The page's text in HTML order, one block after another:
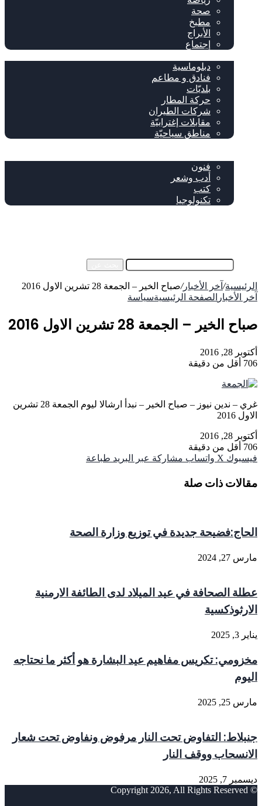
صحة
مطبخ
الأبراج
إجتماع
دبلوماسية
فنادق و مطاعم
بلديّات
حركة المطار
شركات الطيران
مقابلات إغترابيّة
مناطق سياحيّة
فنون
أدب وشعر
كتب
تكنولوجيا
الرئيسية/ آخر الأخبار/صباح الخير – الجمعة 28 تشرين الاول 2016
آخر الأخبار الصفحة الرئيسيةسياسة
صباح الخير – الجمعة 28 تشرين الاول 2016
أكتوبر 28, 2016
706 أقل من دقيقة
غري – ندين نيوز – صباح الخير – نبدأ ارشالا ليوم الجمعة 28 تشرين
الاول 2016
أكتوبر 28, 2016
706 أقل من دقيقة
فيسبوك ‫X واتساب مشاركة عبر البريد طباعة
مقالات ذات صلة
الحاج:فضيحة جديدة في توزيع وزارة الصحة
مارس 27, 2024
عطلة الصحافة في عيد الميلاد لدى الطائفة الارمنية
الارثوذكسية
يناير 3, 2025
مخزومي: تكريس مفاهيم عيد البشارة هو أكثر ما نحتاجه
اليوم
مارس 25, 2025
جنبلاط: التفاوض تحت النار مرفوض ونفاوض تحت شعار
الانسحاب ووقف النار
ديسمبر 7, 2025
© Copyright 2026, All Rights Reserved